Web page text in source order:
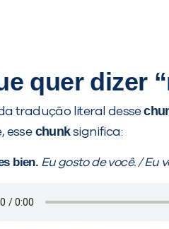
quer dizer
tradução literal desse
essechunksignifica:
bien. Eu gosto de você. / Eu